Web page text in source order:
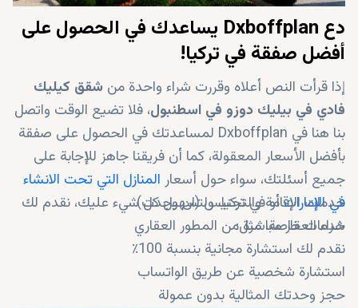
دع Dxboffplan يساعدك في الحصول على
أفضل صفقة في تركيا!
إذا قرأت النص أعلاه وقررت شراء واحدة من شقق كيليك
فادي في بيليك دوزو في اسطنبول، فلا تضيع الوقت واتصل
بنا هنا في Dxboffplan لمساعدتك في الحصول على صفقة
بأفضل الأسعار المعقولة، كما أن فريقنا جاهز للإجابة على
جميع أسئلتك، سواء حول أسعار المنازل التي تحت الانشاء
في الإماراتأو في تركيا. ولتسهيل كل شيء عليك، نقدم لك
خدمات خاصة، مثل:
خدمات الإقامة والتجنيس (ان وجدت)
شراء العقار مباشرة من المطور العقاري
نقدم لك استشارة مجانية بنسبة 100٪
استشارة شخصية عن طريق الواتساب
حجز وحدتك المثالية بدون عمولة